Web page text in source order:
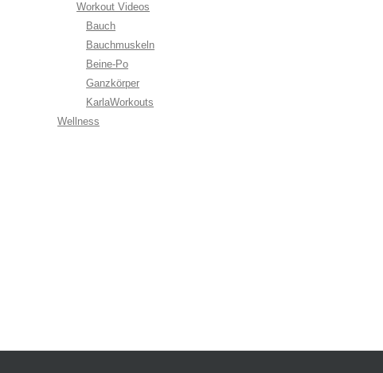
Workout Videos
Bauch
Bauchmuskeln
Beine-Po
Ganzkörper
KarlaWorkouts
Wellness